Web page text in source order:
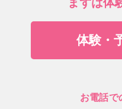
体験・
お電話で